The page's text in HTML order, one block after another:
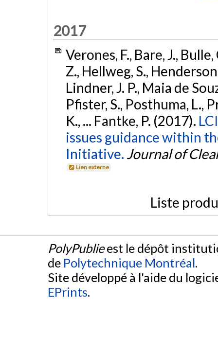
2017
Verones, F., Bare, J.,
Z., Hellweg, S.,
Lindner, J. P., Maia de
Pfister, S., Posthuma, L.,
K., ... Fantke, P. (2017).
issues guidance within
Initiative. Journal of
Lien externe
Liste
PolyPublieest le dépôt
de Polytechnique Montréal.
Site développé à l'aide du
EPrints.